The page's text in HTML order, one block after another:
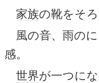
家族の靴をそ
風の音、雨のに
感。
世界が一つに